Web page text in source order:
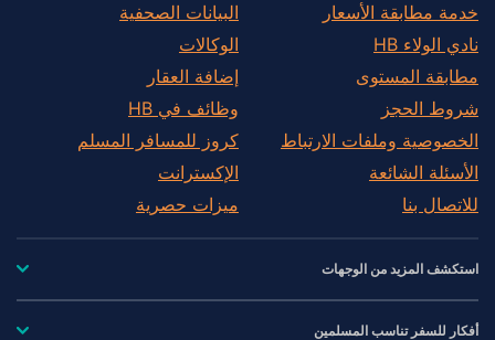
خدمة مطابقة الأسعار
نادي الولاء HB
مطابقة المستوى
شروط الحجز
الخصوصية وملفات الارتباط
الأسئلة الشائعة
للاتصال بنا
البيانات الصحفية
الوكالات
إضافة العقار
وظائف في HB
كروز للمسافر المسلم
الإكسترانت
ميزات حصرية
استكشف المزيد من الوجهات
أفكار للسفر تناسب المسلمين